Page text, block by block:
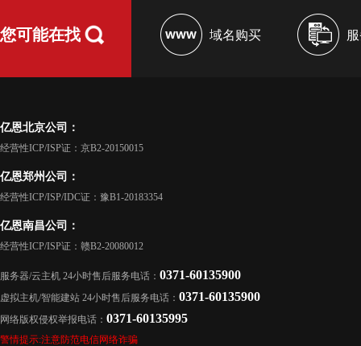
您可能在找 域名购买
亿恩北京公司：
经营性ICP/ISP证：京B2-20150015
亿恩郑州公司：
经营性ICP/ISP/IDC证：豫B1-20183354
亿恩南昌公司：
经营性ICP/ISP证：赣B2-20080012
服务器/云主机 24小时售后服务电话： 0371-60135900
虚拟主机/智能建站 24小时售后服务电话： 0371-60135900
网络版权侵权举报电话： 0371-60135995
警情提示:注意防范电信网络诈骗